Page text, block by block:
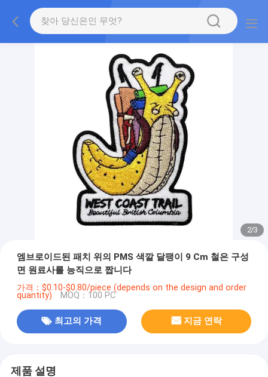
2/3
엠브로이드된 패치 위의 PMS 색깔 달팽이 9 Cm 철은 구성
면 원료사를 능직으로 짭니다
가격：$0.10-$0.80/piece (depends on the design and order
quantity) MOQ：100 PC
최고의 가격 지금 연락
제품 설명